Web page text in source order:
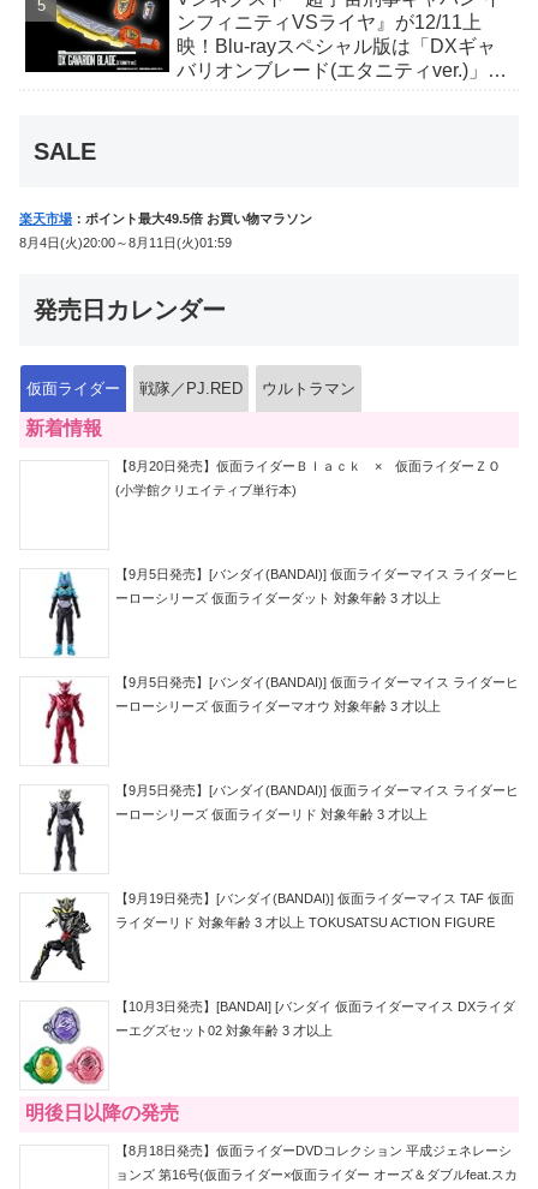
ンフィニティVSライヤ』が12/11上
映！Blu-rayスペシャル版は「DXギャ
バリオンブレード(エタニティver.)」
SALE
楽天市場 ：ポイント最大49.5倍 お買い物マラソン
8月4日(火)20:00～8月11日(火)01:59
発売日カレンダー
仮面ライダー 戦隊／PJ.RED ウルトラマン
新着情報
【8月20日発売】仮面ライダーＢｌａｃｋ × 仮面ライダーＺＯ
(小学館クリエイティブ単行本)
【9月5日発売】[バンダイ(BANDAI)] 仮面ライダーマイス ライダーヒ
ーローシリーズ 仮面ライダーダット 対象年齢 3 才以上
【9月5日発売】[バンダイ(BANDAI)] 仮面ライダーマイス ライダーヒ
ーローシリーズ 仮面ライダーマオウ 対象年齢 3 才以上
【9月5日発売】[バンダイ(BANDAI)] 仮面ライダーマイス ライダーヒ
ーローシリーズ 仮面ライダーリド 対象年齢 3 才以上
【9月19日発売】[バンダイ(BANDAI)] 仮面ライダーマイス TAF 仮面
ライダーリド 対象年齢 3 才以上 TOKUSATSU ACTION FIGURE
【10月3日発売】[BANDAI] [バンダイ 仮面ライダーマイス DXライダ
ーエグズセット02 対象年齢 3 才以上
明後日以降の発売
【8月18日発売】仮面ライダーDVDコレクション 平成ジェネレーシ
ョンズ 第16号(仮面ライダー×仮面ライダー オーズ＆ダブルfeat.スカ